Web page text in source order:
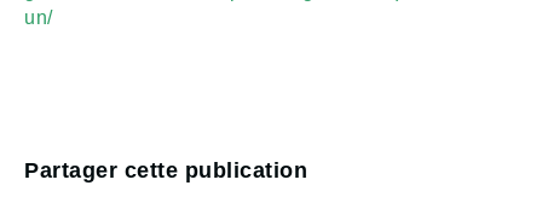
un/
Partager cette publication